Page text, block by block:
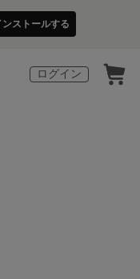
ンストールする
ログイン